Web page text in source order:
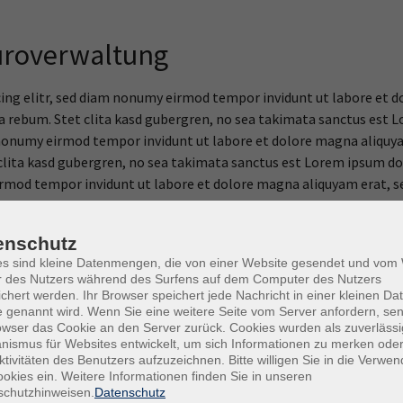
elitr, sed diam nonumy eirmod tempor invidunt ut labore et
rebum. Stet clita kasd gubergren, no sea takimata sanctus est
eirmod tempor invidunt ut labore et dolore magna
kasd gubergren, no sea takimata sanctus est Lorem ipsum
tempor invidunt ut labore et dolore magna aliquyam erat,
no sea takimata sanctus est Lorem ipsum dolor sit
velit esse molestie consequat, vel illum dolore eu
delenit augue duis dolore te feugait nulla facilisi. Lorem
dolore magna aliquam erat volutpat.
congue nihil imperdiet doming id quod mazim placerat
euismod tincidunt ut laoreet dolore magna aliquam erat
nisl ut aliquip ex ea commodo
sind kleine Datenmengen, die von einer Website gesendet und vom
des Nutzers während des Surfens auf dem Computer des Nutzers
werden. Ihr Browser speichert jede Nachricht in einer kleinen
genannt wird. Wenn Sie eine weitere Seite vom Server anfordern,
das Cookie an den Server zurück. Cookies wurden als
für Websites entwickelt, um sich Informationen zu merken
des Benutzers aufzuzeichnen. Bitte willigen Sie in die
ein. Weitere Informationen finden Sie in unseren
Datenschutz